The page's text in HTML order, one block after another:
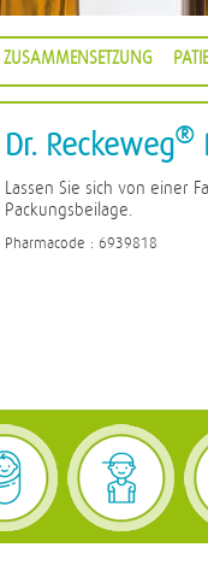
ZUSAMMENSETZUNG
Dr. Reckeweg®
Lassen Sie sich von einer
Packungsbeilage.
Pharmacode : 6939818